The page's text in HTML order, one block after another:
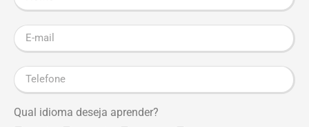
Qual idioma deseja aprender?